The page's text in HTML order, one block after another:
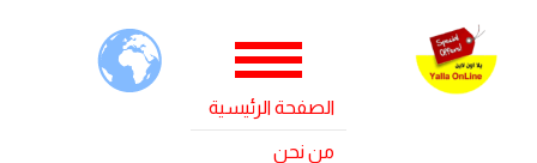
الصفحة الرئيسية
من نحن